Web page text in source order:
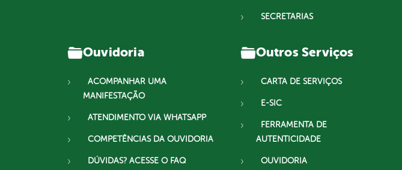
SECRETARIAS
Ouvidoria
ACOMPANHAR UMA
MANIFESTAÇÃO
ATENDIMENTO VIA WHATSAPP
COMPETÊNCIAS DA OUVIDORIA
DÚVIDAS? ACESSE O FAQ
Outros Serviços
CARTA DE SERVIÇOS
E-SIC
FERRAMENTA DE
AUTENTICIDADE
OUVIDORIA